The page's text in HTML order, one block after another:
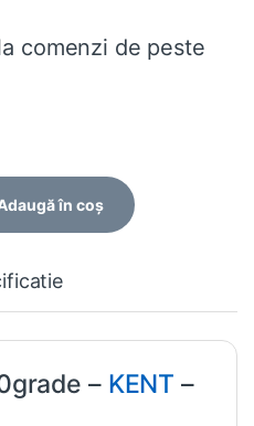
comenzi de peste
în coș
– KENT –